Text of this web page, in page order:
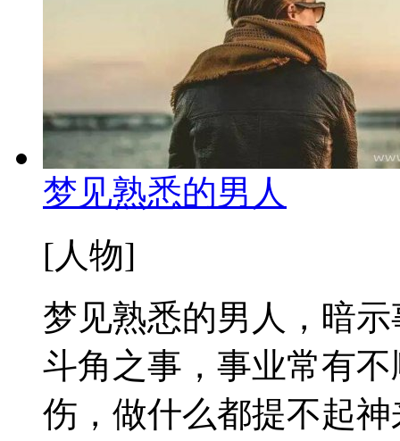
梦见熟悉的男人
[人物]
梦见熟悉的男人，暗
斗角之事，事业常有
伤，做什么都提不起